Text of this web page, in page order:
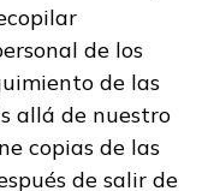
de los
de las
allá de nuestro
copias de las
de salir de